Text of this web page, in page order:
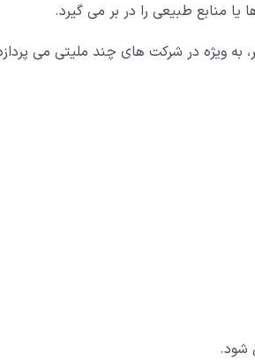
منابع طبیعی را در بر می گیرد.
ویژه در شرکت های چند ملیتی می
شود.